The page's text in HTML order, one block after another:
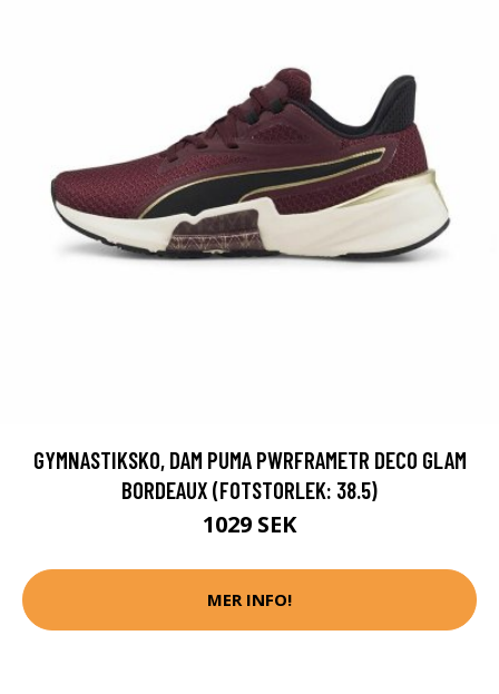
GYMNASTIKSKO, DAM PUMA PWRFRAMETR DECO GLAM
BORDEAUX (FOTSTORLEK: 38.5)
1029 SEK
MER INFO!